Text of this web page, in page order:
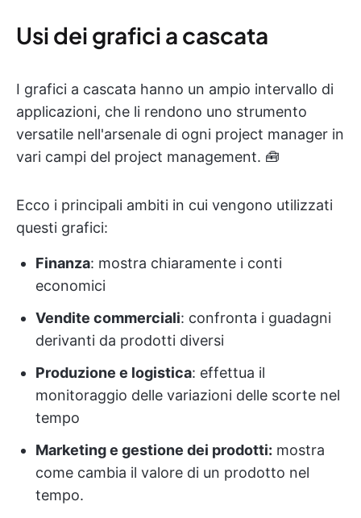
Usi dei grafici a cascata
I grafici a cascata hanno un ampio intervallo di
applicazioni, che li rendono uno strumento
versatile nell'arsenale di ogni project manager in
vari campi del project management. 🧰
Ecco i principali ambiti in cui vengono utilizzati
questi grafici:
Finanza: mostra chiaramente i conti
economici
Vendite commerciali: confronta i guadagni
derivanti da prodotti diversi
Produzione e logistica: effettua il
monitoraggio delle variazioni delle scorte nel
tempo
Marketing e gestione dei prodotti: mostra
come cambia il valore di un prodotto nel
tempo.